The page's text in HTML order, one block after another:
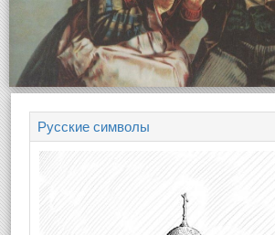
Русские символы